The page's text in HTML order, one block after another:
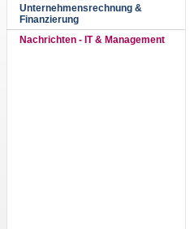
Unternehmensrechnung &
Finanzierung
Nachrichten - IT & Management